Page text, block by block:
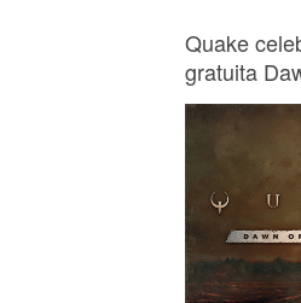
Quake
gratuita